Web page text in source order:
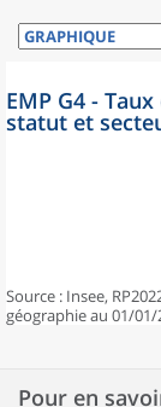
EMP G4 -
statut et
Source : Insee,
géographie au 01/01/
Pour en